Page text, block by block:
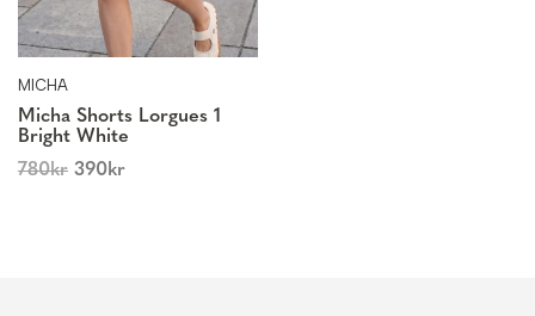
MICHA
Micha Shorts Lorgues 1
Bright White
780kr 390kr